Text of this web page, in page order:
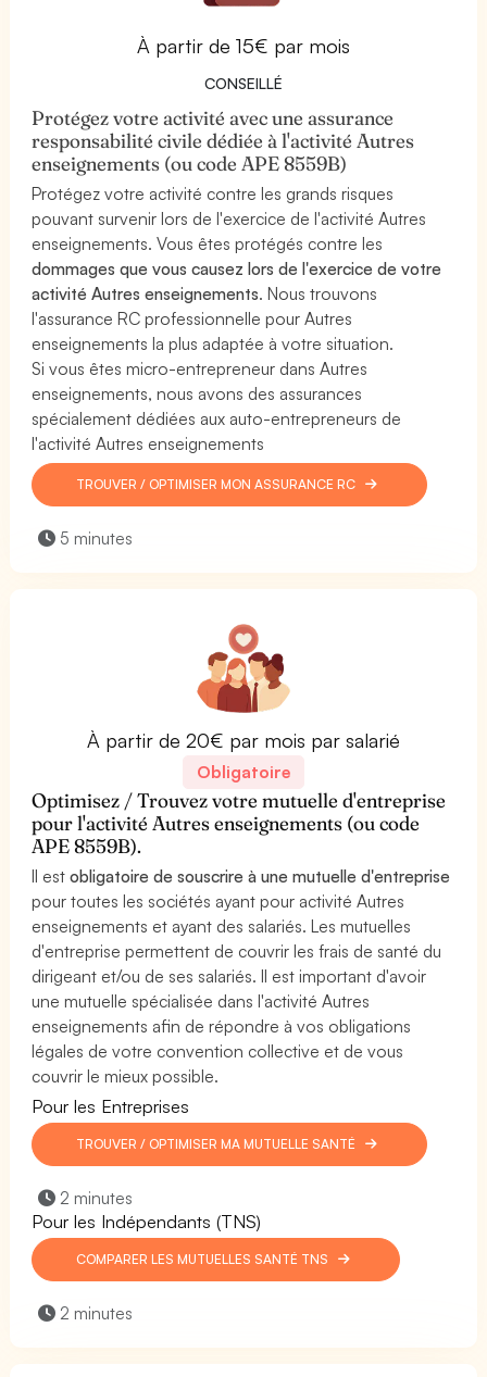
À partir de 15€ par mois
CONSEILLÉ
Protégez votre activité avec une assurance
responsabilité civile dédiée à l'activité Autres
enseignements (ou code APE 8559B)
Protégez votre activité contre les grands risques
pouvant survenir lors de l'exercice de l'activité Autres
enseignements. Vous êtes protégés contre les
dommages que vous causez lors de l'exercice de votre
activité Autres enseignements. Nous trouvons
l'assurance RC professionnelle pour Autres
enseignements la plus adaptée à votre situation.
Si vous êtes micro-entrepreneur dans Autres
enseignements, nous avons des assurances
spécialement dédiées aux auto-entrepreneurs de
l'activité Autres enseignements
TROUVER / OPTIMISER MON ASSURANCE RC
5 minutes
À partir de 20€ par mois par salarié
Obligatoire
Optimisez / Trouvez votre mutuelle d'entreprise
pour l'activité Autres enseignements (ou code
APE 8559B).
Il estobligatoire de souscrire à une mutuelle d'entreprise
pour toutes les sociétés ayant pour activité Autres
enseignements et ayant des salariés. Les mutuelles
d'entreprise permettent de couvrir les frais de santé du
dirigeant et/ou de ses salariés. Il est important d'avoir
une mutuelle spécialisée dans l'activité Autres
enseignements afin de répondre à vos obligations
légales de votre convention collective et de vous
couvrir le mieux possible.
Pour les Entreprises
TROUVER / OPTIMISER MA MUTUELLE SANTÉ
2 minutes
Pour les Indépendants (TNS)
COMPARER LES MUTUELLES SANTÉ TNS
2 minutes